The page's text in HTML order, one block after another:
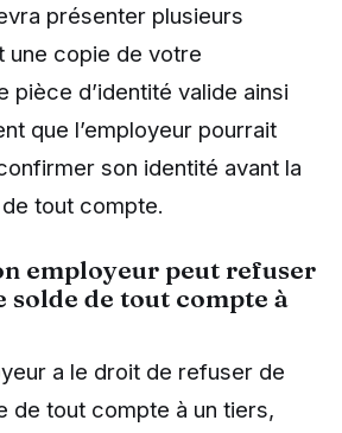
présenter plusieurs
une copie de votre
pièce d’identité valide ainsi
que l’employeur pourrait
son identité avant la
tout compte.
employeur peut refuser
solde de tout compte à
a le droit de refuser de
de tout compte à un tiers,